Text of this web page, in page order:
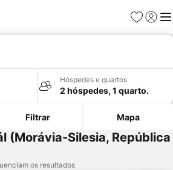
Favoritos
Iniciar
Hóspedes e quartos
2 hóspedes, 1 quarto.
Filtrar Mapa
(Morávia-Silesia, República
os resultados